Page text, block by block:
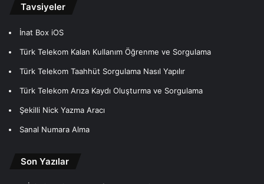
Tavsiyeler
İnat Box iOS
Türk Telekom Kalan Kullanım Öğrenme ve Sorgulama
Türk Telekom Taahhüt Sorgulama Nasıl Yapılır
Türk Telekom Arıza Kaydı Oluşturma ve Sorgulama
Şekilli Nick Yazma Aracı
Sanal Numara Alma
Son Yazılar